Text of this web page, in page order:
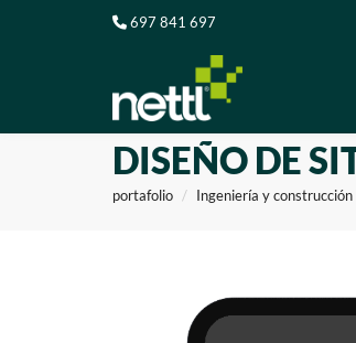
697 841 697
DISEÑO DE
portafolio Ingeniería y construcción